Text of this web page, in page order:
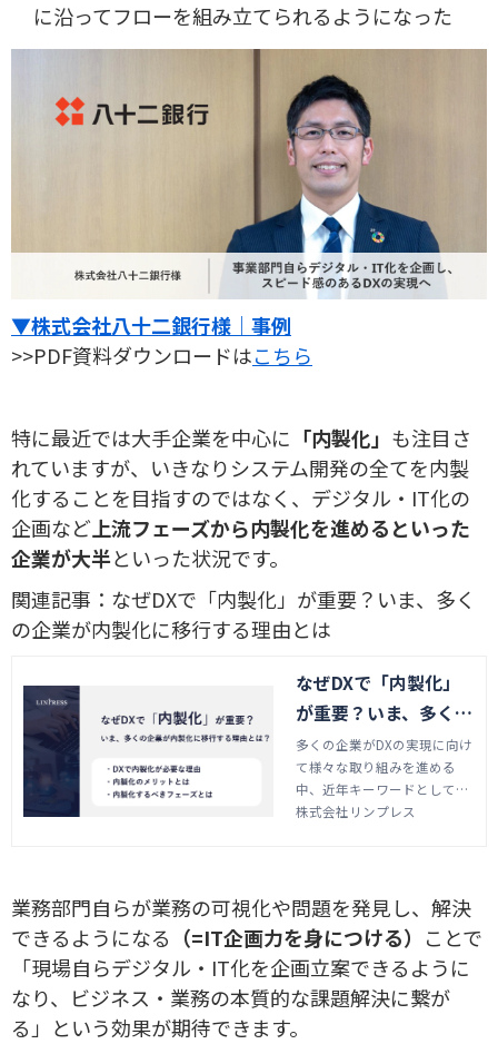
に沿ってフローを組み立てられるようになった
▼株式会社八十二銀行様｜事例
>>PDF資料ダウンロードはこちら
特に最近では大手企業を中心に 「内製化」 も注目さ
れていますが、いきなりシステム開発の全てを内製
化することを目指すのではなく、デジタル・IT化の
企画など上流フェーズから内製化を進めるといった
企業が大半といった状況です。
関連記事：なぜDXで「内製化」が重要？いま、多く
の企業が内製化に移行する理由とは
なぜDXで「内製化」
が重要？いま、多くの
企業が内製化に移行す
る理由とは
多くの企業がDXの実現に向け
て様々な取り組みを進める
中、近年キーワードとして
「内製化」が注目されていま
理由やどのように実現してい
くのか、事例をふまえて解説
します。
株式会社リンプレス
業務部門自らが業務の可視化や問題を発見し、解決
できるようになる （=IT企画力を身につける） ことで
「現場自らデジタル・IT化を企画立案できるように
なり、ビジネス・業務の本質的な課題解決に繋が
る」という効果が期待できます。